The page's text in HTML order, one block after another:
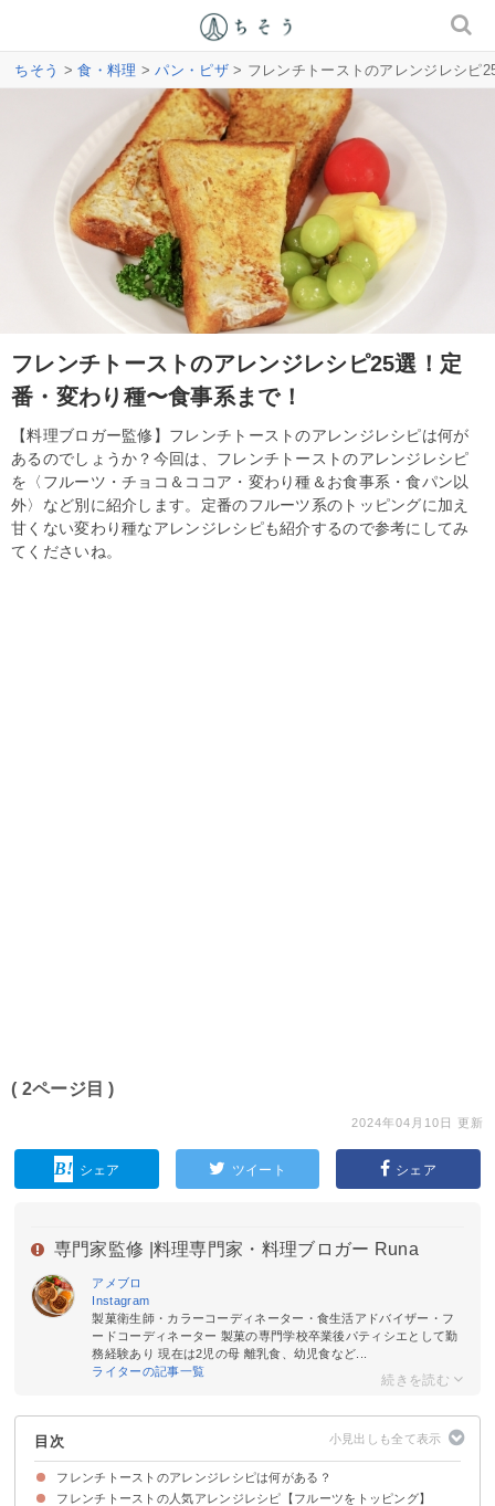
ちそう >食・料理 >パン・ピザ> フレンチトーストのアレンジレシピ
フレンチトーストのアレンジレシピ25選！定
番・変わり種〜食事系まで！
【料理ブロガー監修】フレンチトーストのアレンジレシピは何が
あるのでしょうか？今回は、フレンチトーストのアレンジレシピ
を〈フルーツ・チョコ＆ココア・変わり種＆お食事系・食パン以
外〉など別に紹介します。定番のフルーツ系のトッピングに加え
甘くない変わり種なアレンジレシピも紹介するので参考にしてみ
てくださいね。
( 2ページ目 )
2024年04月10日 更新
シェア ツイート シェア
専門家監修 | 料理専門家・料理ブロガー Runa
アメブロ
Instagram
製菓衛生師・カラーコーディネーター・食生活アドバイザー・フ
ードコーディネーター 製菓の専門学校卒業後パティシエとして勤
務経験あり 現在は2児の母 離乳食、幼児食など...
ライターの記事一覧
目次
フレンチトーストのアレンジレシピは何がある？
フレンチトーストの人気アレンジレシピ【フルーツをトッピング】